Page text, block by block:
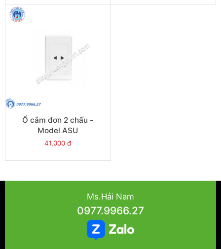
Ổ cắm đơn 2 chấu -
Model ASU
41,000 đ
Ms.Hải Nam
0977.9966.27